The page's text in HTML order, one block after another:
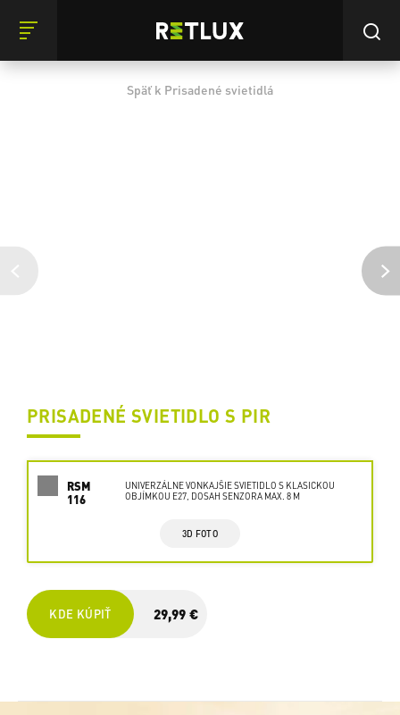
Späť k Prisadené svietidlá
PRISADENÉ SVIETIDLO S PIR
RSM
116
UNIVERZÁLNE VONKAJŠIE SVIETIDLO S KLASICKOU
OBJÍMKOU E27, DOSAH SENZORA MAX. 8 M
3D FOTO
KDE KÚPIŤ 29,99 €